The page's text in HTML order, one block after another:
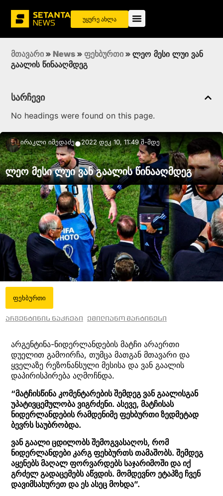
უყურე ახლა
მთავარი » News » ფეხბურთი » ლეო მესი ლუი ვან
გაალის წინააღმდეგ
სარჩევი
No headings were found on this page.
Ირაკლი Იმედაძე●2022 დეკ 10, 11:49 შ-მდე
ლეო მესი ლუი ვან გაალის წინააღმდეგ
ფეხბურთი
არგენტინის ნაკრები ემილიანო მარტინესი
არგენტინა-ნიდერლანდების მატჩი არაერთი
დუელით გამოირჩა, თუმცა მათგან მთავარი და
ყველაზე რეზონანსული მესისა და ვან გაალის
დაპირისპირება აღმოჩნდა.
“მატჩისწინა კომენტარების შემდეგ ვან გაალისგან
უპატივცემულობა ვიგრძენი. ასევე, მატჩისას
ნიდერლანდების რამდენიმე ფეხბურთი ზედმეტად
ბევრს საუბრობდა.
ვან გაალი ცდილობს შემოგვასაღოს, რომ
ნიდერლანდები კარგ ფეხბურთს თამაშობს. შემდეგ
აყენებს მაღალ ფორვარდებს საჯარიმოში და იქ
გრძელ გადაცემებს აწვდის. მომდევნო ეტაპზე ჩვენ
დავიმსახურეთ და ეს ასეც მოხდა”.